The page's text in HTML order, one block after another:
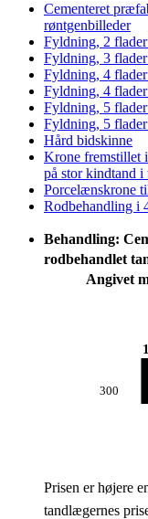
Cementeret
røntgenbilleder
Fyldning, 2
Fyldning, 3
Fyldning, 4
Fyldning, 4
Fyldning, 5
Fyldning, 5
Hård bidskinne
Krone fremstillet
på stor kindtand
Porcelænskrone
Rodbehandling i
Behandling:
rodbehandlet
Angivet
300
Prisen er højere
tandlægernes